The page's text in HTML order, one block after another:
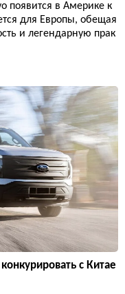
появится в Америке к
для Европы, обещая
и легендарную прак
с Китае